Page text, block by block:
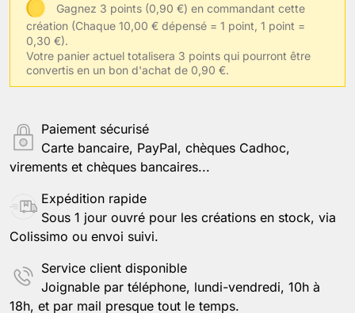
Gagnez 3 points (0,90 €) en commandant cette
création (Chaque 10,00 € dépensé = 1 point, 1 point =
0,30 €).
Votre panier actuel totalisera 3 points qui pourront être
convertis en un bon d'achat de 0,90 €.
Paiement sécurisé
Carte bancaire, PayPal, chèques Cadhoc,
virements et chèques bancaires...
Expédition rapide
Sous 1 jour ouvré pour les créations en stock, via
Colissimo ou envoi suivi.
Service client disponible
Joignable par téléphone, lundi-vendredi, 10h à
18h, et par mail presque tout le temps.